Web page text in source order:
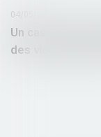
Un cas de non-
des vices
04/05/2016